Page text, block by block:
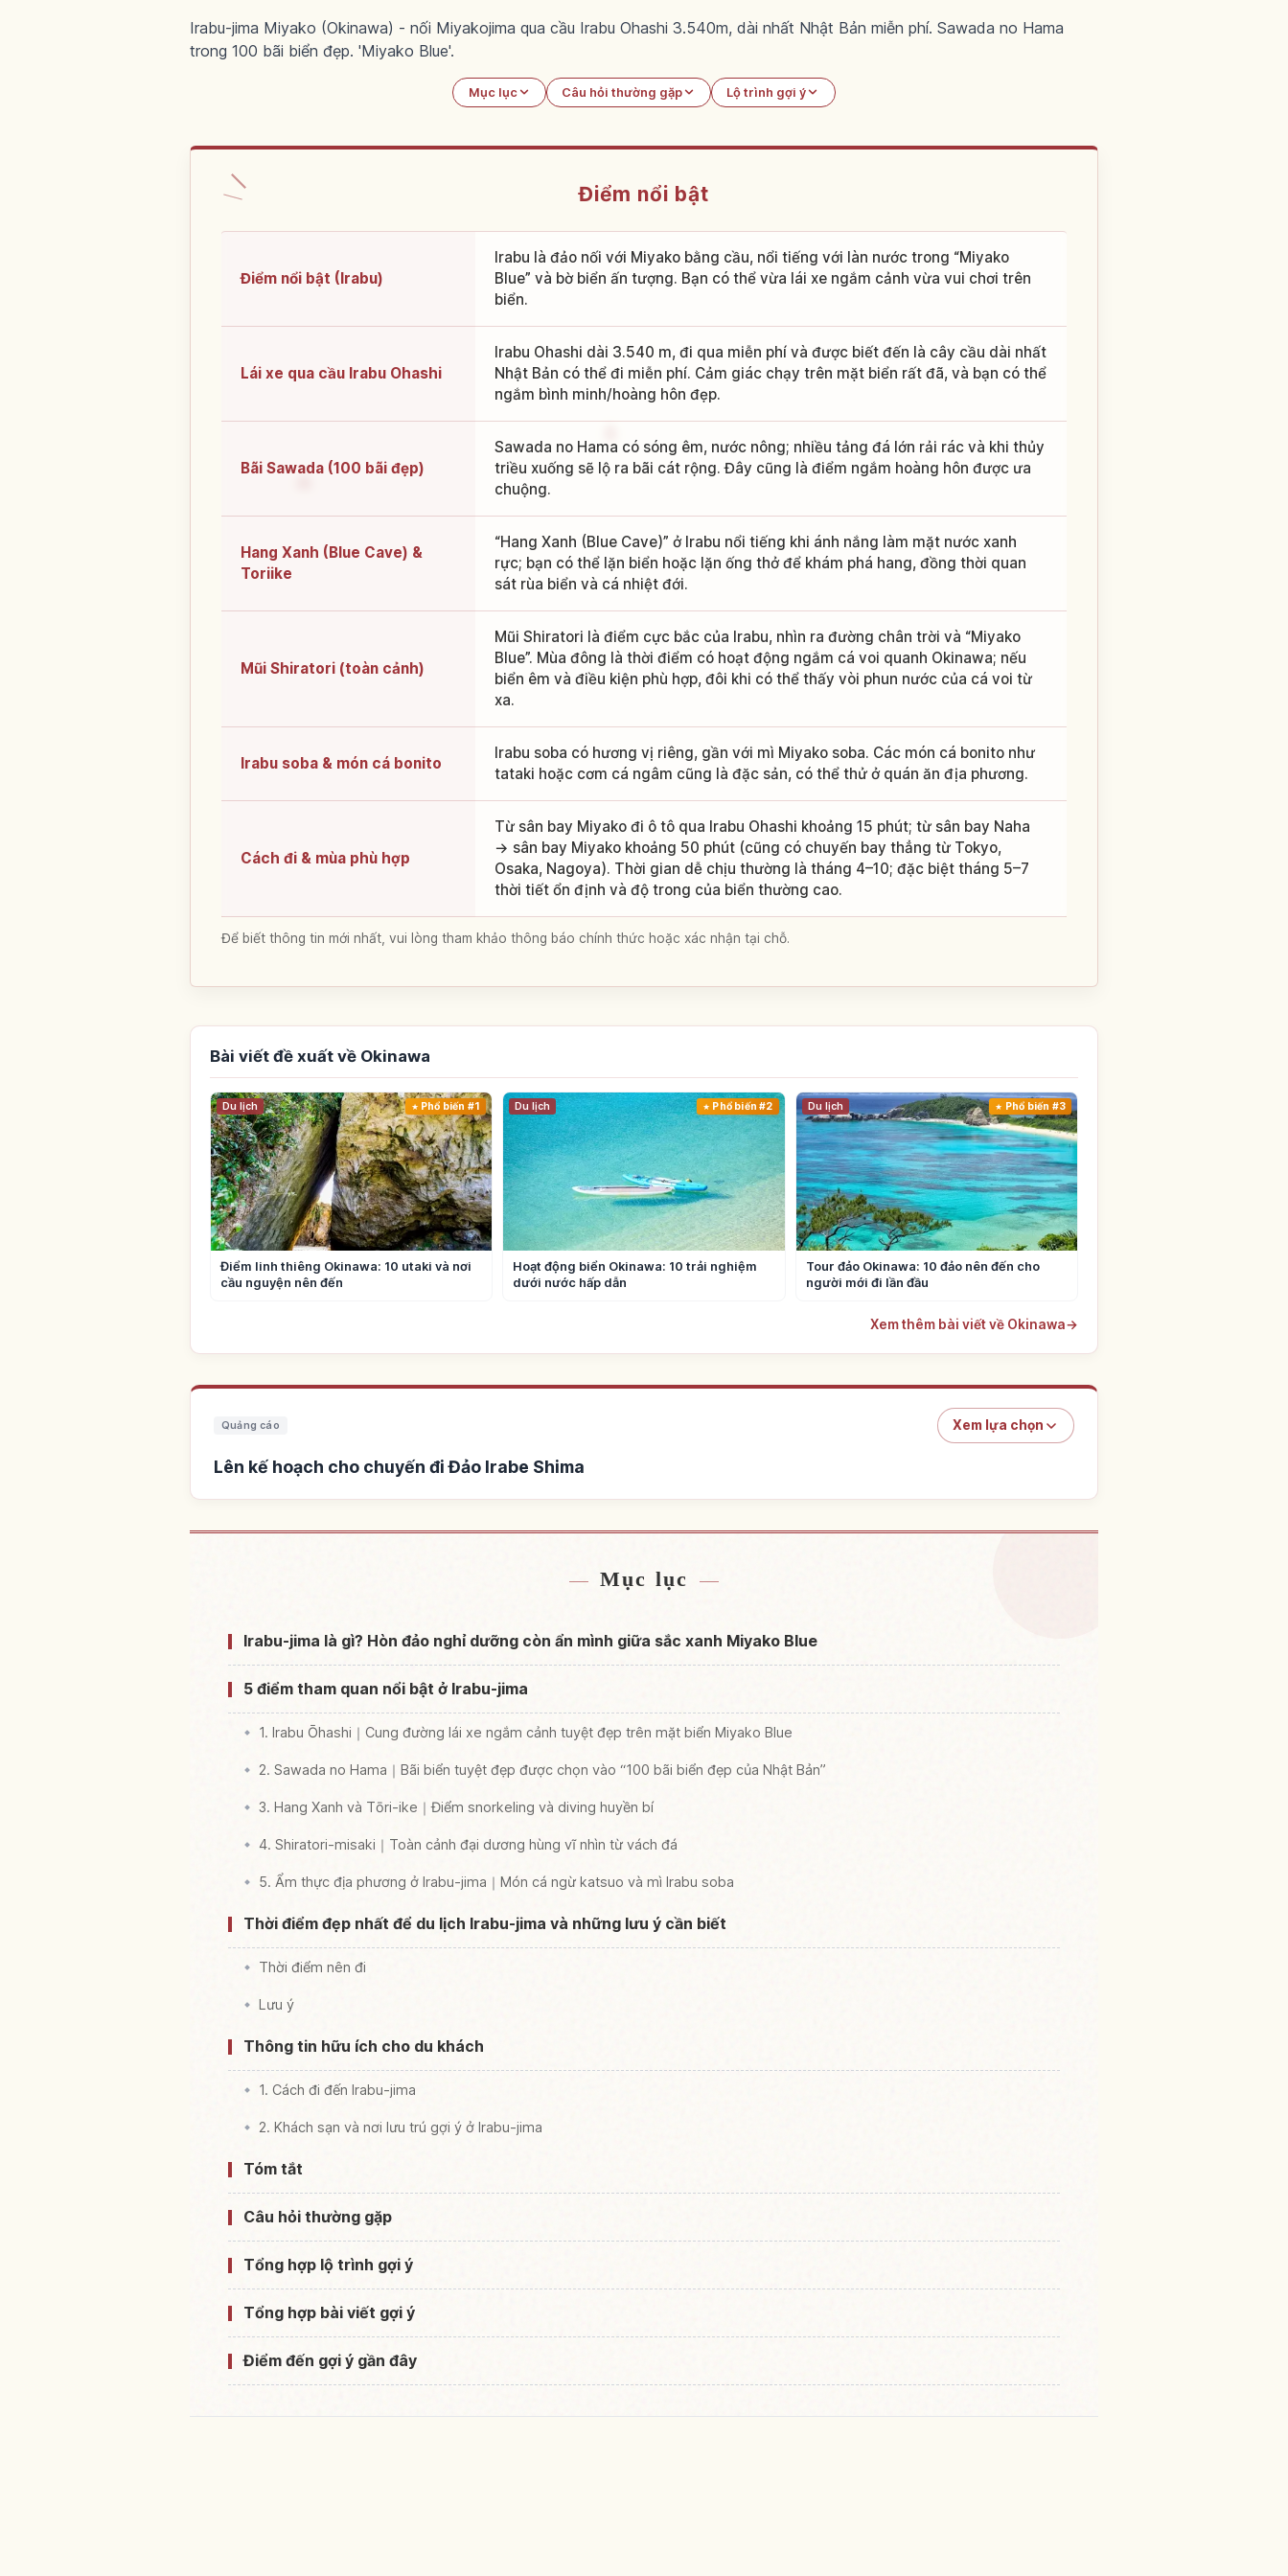
Irabu-jima Miyako (Okinawa) - nối Miyakojima qua cầu Irabu Ohashi 3.540m, dài nhất Nhật Bản miễn phí. Sawada no Hama
trong 100 bãi biển đẹp. 'Miyako Blue'.
Mục lục Câu hỏi thường gặp Lộ trình gợi ý
Điểm nổi bật
Điểm nổi bật (Irabu)
Irabu là đảo nối với Miyako bằng cầu, nổi tiếng với làn nước trong “Miyako
Blue” và bờ biển ấn tượng. Bạn có thể vừa lái xe ngắm cảnh vừa vui chơi trên
biển.
Lái xe qua cầu Irabu Ohashi
Irabu Ohashi dài 3.540 m, đi qua miễn phí và được biết đến là cây cầu dài nhất
Nhật Bản có thể đi miễn phí. Cảm giác chạy trên mặt biển rất đã, và bạn có thể
ngắm bình minh/hoàng hôn đẹp.
Bãi Sawada (100 bãi đẹp)
Sawada no Hama có sóng êm, nước nông; nhiều tảng đá lớn rải rác và khi thủy
triều xuống sẽ lộ ra bãi cát rộng. Đây cũng là điểm ngắm hoàng hôn được ưa
chuộng.
Hang Xanh (Blue Cave) &
Toriike
“Hang Xanh (Blue Cave)” ở Irabu nổi tiếng khi ánh nắng làm mặt nước xanh
rực; bạn có thể lặn biển hoặc lặn ống thở để khám phá hang, đồng thời quan
sát rùa biển và cá nhiệt đới.
Mũi Shiratori (toàn cảnh)
Mũi Shiratori là điểm cực bắc của Irabu, nhìn ra đường chân trời và “Miyako
Blue”. Mùa đông là thời điểm có hoạt động ngắm cá voi quanh Okinawa; nếu
biển êm và điều kiện phù hợp, đôi khi có thể thấy vòi phun nước của cá voi từ
xa.
Irabu soba & món cá bonito
Irabu soba có hương vị riêng, gần với mì Miyako soba. Các món cá bonito như
tataki hoặc cơm cá ngâm cũng là đặc sản, có thể thử ở quán ăn địa phương.
Cách đi & mùa phù hợp
Từ sân bay Miyako đi ô tô qua Irabu Ohashi khoảng 15 phút; từ sân bay Naha
→ sân bay Miyako khoảng 50 phút (cũng có chuyến bay thẳng từ Tokyo,
Osaka, Nagoya). Thời gian dễ chịu thường là tháng 4–10; đặc biệt tháng 5–7
thời tiết ổn định và độ trong của biển thường cao.
Để biết thông tin mới nhất, vui lòng tham khảo thông báo chính thức hoặc xác nhận tại chỗ.
Bài viết đề xuất về Okinawa
Du lịch Phổ biến #1
Điểm linh thiêng Okinawa: 10 utaki và nơi
cầu nguyện nên đến
Du lịch Phổ biến #2
Hoạt động biển Okinawa: 10 trải nghiệm
dưới nước hấp dẫn
Du lịch Phổ biến #3
Tour đảo Okinawa: 10 đảo nên đến cho
người mới đi lần đầu
Xem thêm bài viết về Okinawa→
Quảng cáo Xem lựa chọn
Lên kế hoạch cho chuyến đi Đảo Irabe Shima
Mục lục
Irabu-jima là gì? Hòn đảo nghỉ dưỡng còn ẩn mình giữa sắc xanh Miyako Blue
5 điểm tham quan nổi bật ở Irabu-jima
1. Irabu Ōhashi｜Cung đường lái xe ngắm cảnh tuyệt đẹp trên mặt biển Miyako Blue
2. Sawada no Hama｜Bãi biển tuyệt đẹp được chọn vào “100 bãi biển đẹp của Nhật Bản”
3. Hang Xanh và Tōri-ike｜Điểm snorkeling và diving huyền bí
4. Shiratori-misaki｜Toàn cảnh đại dương hùng vĩ nhìn từ vách đá
5. Ẩm thực địa phương ở Irabu-jima｜Món cá ngừ katsuo và mì Irabu soba
Thời điểm đẹp nhất để du lịch Irabu-jima và những lưu ý cần biết
Thời điểm nên đi
Lưu ý
Thông tin hữu ích cho du khách
1. Cách đi đến Irabu-jima
2. Khách sạn và nơi lưu trú gợi ý ở Irabu-jima
Tóm tắt
Câu hỏi thường gặp
Tổng hợp lộ trình gợi ý
Tổng hợp bài viết gợi ý
Điểm đến gợi ý gần đây